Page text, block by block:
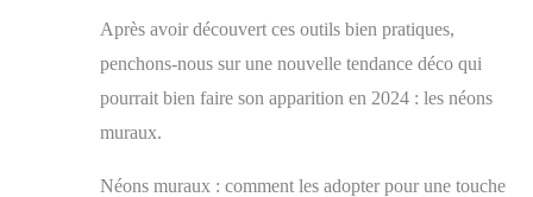
Après avoir découvert ces outils bien pratiques,
penchons-nous sur une nouvelle tendance déco qui
pourrait bien faire son apparition en 2024 : les néons
muraux.
Néons muraux : comment les adopter pour une touche